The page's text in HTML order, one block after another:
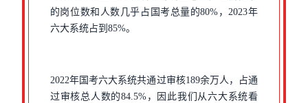
的岗位数和人数几乎占国考总量的80%，2023年
六大系统占到85%。
2022年国考六大系统共通过审核189余万人，占通
过审核总人数的84.5%，因此我们从六大系统看